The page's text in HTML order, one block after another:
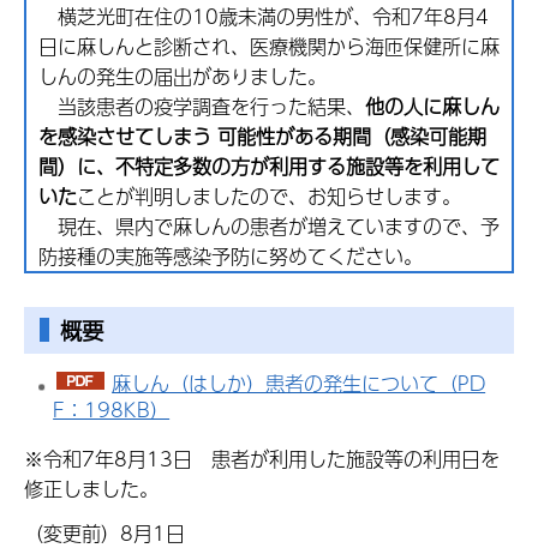
横芝光町在住の10歳未満の男性が、令和7年8月4
日に麻しんと診断され、医療機関から海匝保健所に麻
しんの発生の届出がありました。
当該患者の疫学調査を行った結果、 他の人に麻しん
を感染させてしまう 可能性がある期間（感染可能期
間）に、不特定多数の方が利用する施設等を利用して
いたことが判明しましたので、お知らせします。
現在、県内で麻しんの患者が増えていますので、予
防接種の実施等感染予防に努めてください。
概要
麻しん（はしか）患者の発生について（PD
F：198KB）
※令和7年8月13日 患者が利用した施設等の利用日を
修正しました。
（変更前）8月1日